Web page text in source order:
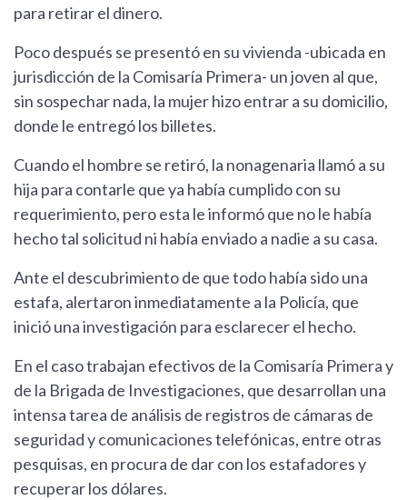
para retirar el dinero.
Poco después se presentó en su vivienda -ubicada en
jurisdicción de la Comisaría Primera- un joven al que,
sin sospechar nada, la mujer hizo entrar a su domicilio,
donde le entregó los billetes.
Cuando el hombre se retiró, la nonagenaria llamó a su
hija para contarle que ya había cumplido con su
requerimiento, pero esta le informó que no le había
hecho tal solicitud ni había enviado a nadie a su casa.
Ante el descubrimiento de que todo había sido una
estafa, alertaron inmediatamente a la Policía, que
inició una investigación para esclarecer el hecho.
En el caso trabajan efectivos de la Comisaría Primera y
de la Brigada de Investigaciones, que desarrollan una
intensa tarea de análisis de registros de cámaras de
seguridad y comunicaciones telefónicas, entre otras
pesquisas, en procura de dar con los estafadores y
recuperar los dólares.